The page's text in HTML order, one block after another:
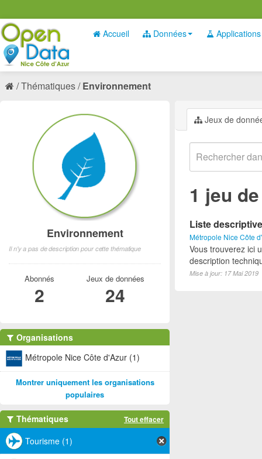
Accueil Données Applications
Thématiques Environnement
Jeux de
1 jeu
Liste
Métropole Nice Côte
Vous trouverez ici
description
Mise à jour: 17 Mai 2019
Environnement
Il n'y a pas de description pour cette thématique
Abonnés
2
Jeux de données
24
Organisations
Métropole Nice Côte d'Azur (1)
Montrer uniquement les organisations
populaires
Thématiques Tout effacer
Tourisme (1)